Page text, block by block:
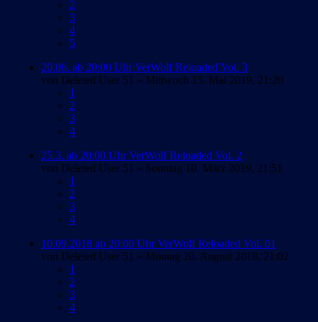
2
3
4
5
20.06. ab 20:00 Uhr VerWolf Reloaded Vol. 3
von Deleted User 51 » Mittwoch 15. Mai 2019, 21:20
1
2
3
4
25.3. ab 20:00 Uhr VerWolf Reloaded Vol. 2
von Deleted User 51 » Sonntag 10. März 2019, 21:51
1
2
3
4
10.09.2018 ab 20:00 Uhr VerWolf Reloaded Vol. 01
von Deleted User 51 » Montag 20. August 2018, 21:02
1
2
3
4